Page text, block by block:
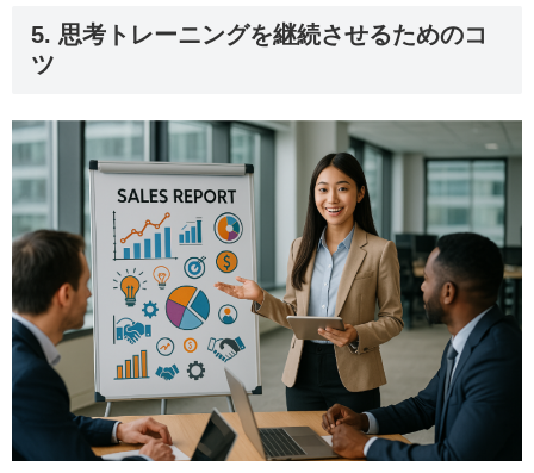
5. 思考トレーニングを継続させるためのコ
ツ